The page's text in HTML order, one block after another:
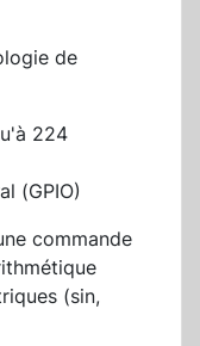
de
224
(GPIO)
commande
(sin,